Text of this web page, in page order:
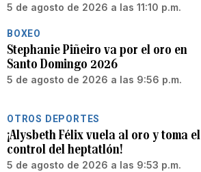
5 de agosto de 2026 a las 11:10 p.m.
BOXEO
Stephanie Piñeiro va por el oro en
Santo Domingo 2026
5 de agosto de 2026 a las 9:56 p.m.
OTROS DEPORTES
¡Alysbeth Félix vuela al oro y toma el
control del heptatlón!
5 de agosto de 2026 a las 9:53 p.m.